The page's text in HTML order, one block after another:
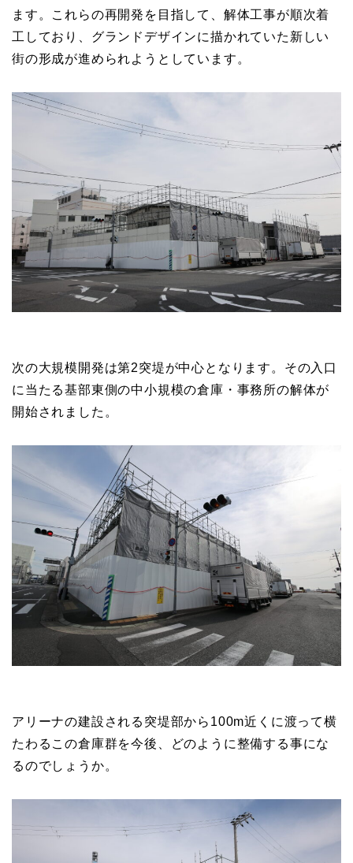
ます。これらの再開発を目指して、解体工事が順次着
工しており、グランドデザインに描かれていた新しい
街の形成が進められようとしています。
次の大規模開発は第2突堤が中心となります。その入口
に当たる基部東側の中小規模の倉庫・事務所の解体が
開始されました。
アリーナの建設される突堤部から100m近くに渡って横
たわるこの倉庫群を今後、どのように整備する事にな
るのでしょうか。